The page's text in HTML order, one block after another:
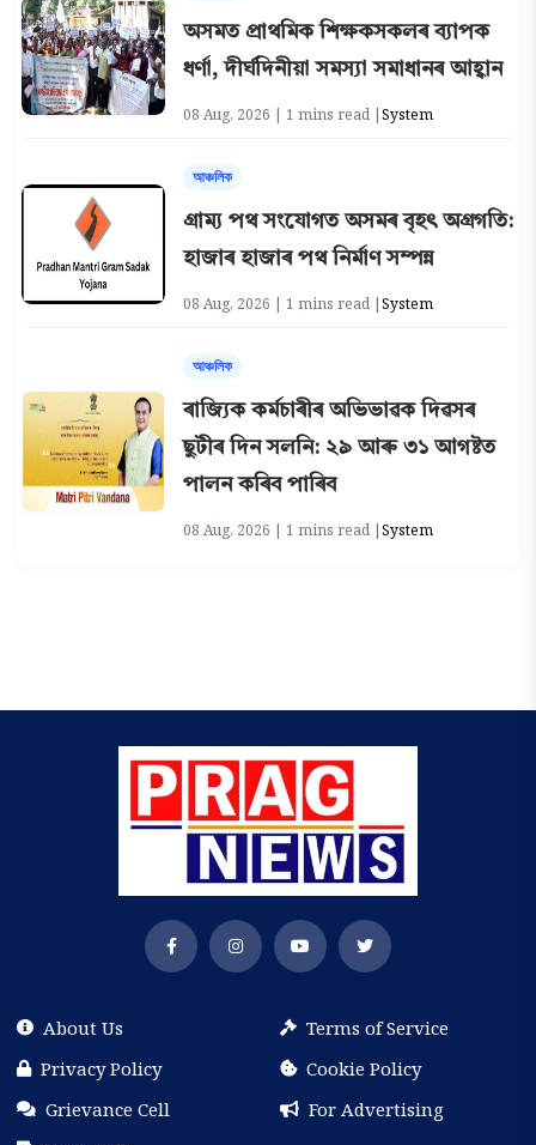
অসমত প্ৰাথমিক শিক্ষকসকলৰ ব্যাপক
ধৰ্ণা, দীৰ্ঘদিনীয়া সমস্যা সমাধানৰ আহ্বান
08 Aug, 2026 | 1 mins read |System
আঞ্চলিক
গ্ৰাম্য পথ সংযোগত অসমৰ বৃহৎ অগ্ৰগতি:
হাজাৰ হাজাৰ পথ নিৰ্মাণ সম্পন্ন
08 Aug, 2026 | 1 mins read |System
আঞ্চলিক
ৰাজ্যিক কৰ্মচাৰীৰ অভিভাৱক দিৱসৰ
ছুটীৰ দিন সলনি: ২৯ আৰু ৩১ আগষ্টত
পালন কৰিব পাৰিব
08 Aug, 2026 | 1 mins read |System
About Us
Terms of Service
Privacy Policy
Cookie Policy
Grievance Cell
For Advertising